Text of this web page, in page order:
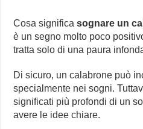
Cosa significasognare un
è un segno molto poco
tratta solo di una paura
Di sicuro, un calabrone può
specialmente nei sogni.
significati più profondi di un
avere le idee chiare.